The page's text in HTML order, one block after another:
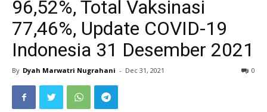
96,52%, Total Vaksinasi
77,46%, Update COVID-19
Indonesia 31 Desember 2021
By Dyah Marwatri Nugrahani - Dec 31, 2021 0